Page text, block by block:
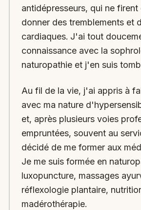
antidépresseurs, qui ne firent
donner des tremblements et
cardiaques. J'ai tout
connaissance avec la
naturopathie et j'en suis
Au fil de la vie, j'ai appris à
avec ma nature
et, après plusieurs voies
empruntées, souvent au
décidé de me former aux
Je me suis formée en
luxopuncture, massages
réflexologie plantaire,
madérothérapie.